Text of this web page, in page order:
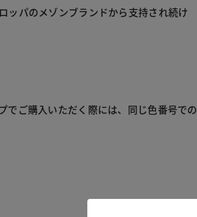
ッパのメゾンブランドから支持され続け
でご購入いただく際には、同じ色番号での